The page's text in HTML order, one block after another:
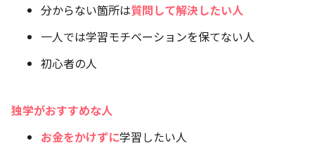
分からない箇所は質問して解決したい人
一人では学習モチベーションを保てない人
初心者の人
独学がおすすめな人
お金をかけずに学習したい人